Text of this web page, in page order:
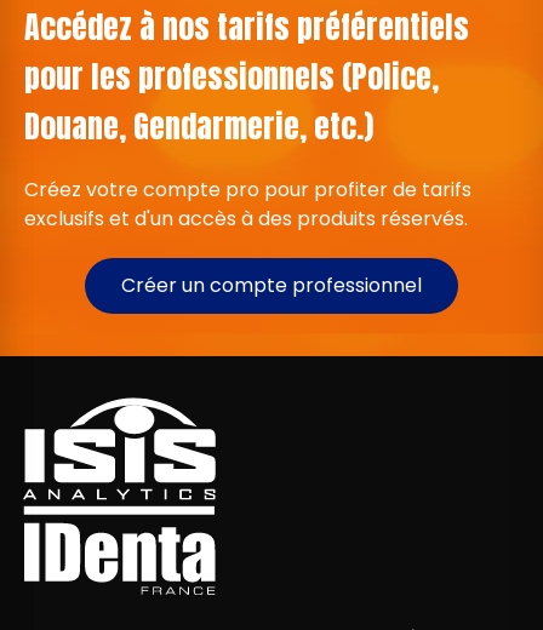
Accédez à nos tarifs préférentiels
pour les professionnels (Police,
Douane, Gendarmerie, etc.)
Créez votre compte pro pour profiter de tarifs
exclusifs et d'un accès à des produits réservés.
Créer un compte professionnel